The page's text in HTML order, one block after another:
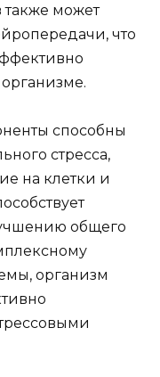
также может
что
способны
стресса,
на клетки и
общего
организм